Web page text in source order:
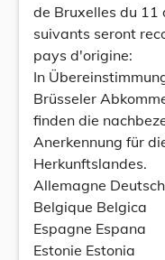
de Bruxelles du 11
suivants seront
pays d'origine:
In
Brüsseler
finden die
Anerkennung für
Herkunftslandes.
Allemagne Deutsch
Belgique Belgica
Espagne Espana
Estonie Estonia